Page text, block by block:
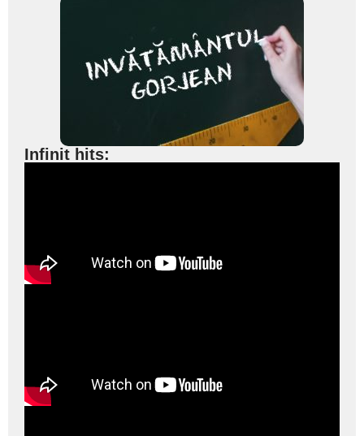
Infinit hits: